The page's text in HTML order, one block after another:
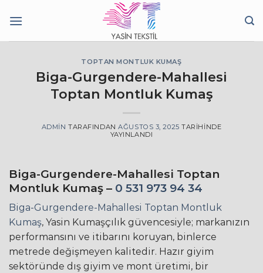
atla
TOPTAN MONTLUK KUMAŞ
Biga-Gurgendere-Mahallesi
Toptan Montluk Kumaş
ADMIN TARAFINDAN AĞUSTOS 3, 2025 TARIHINDE
YAYINLANDI
Biga-Gurgendere-Mahallesi Toptan
Montluk Kumaş – 0 531 973 94 34
Biga-Gurgendere-Mahallesi Toptan Montluk
Kumaş, Yasin Kumaşçılık güvencesiyle; markanızın
performansını ve itibarını koruyan, binlerce
metrede değişmeyen kalitedir. Hazır giyim
sektöründe dış giyim ve mont üretimi, bir